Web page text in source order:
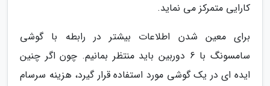
کارایی متمرکز می نماید.
برای معین شدن اطلاعات بیشتر در رابطه با گوشی
سامسونگ با 6 دوربین باید منتظر بمانیم. چون اگر چنین
ایده ای در یک گوشی مورد استفاده قرار گیرد، هزینه سرسام